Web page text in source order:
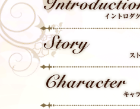
News
Introduction